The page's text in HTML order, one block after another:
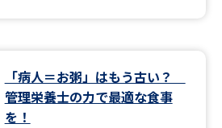
「病人＝お粥」はもう古い？
管理栄養士の力で最適な食事
を！